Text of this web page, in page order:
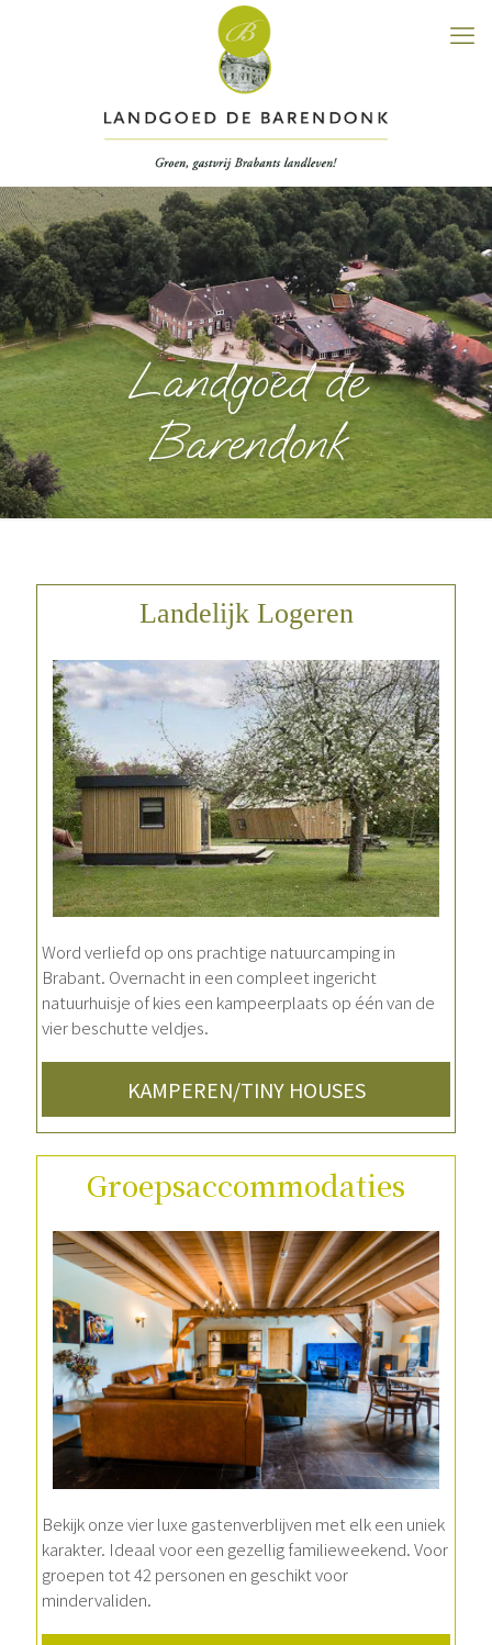
Landgoed de
Barendonk
Landelijk Logeren
Word verliefd op ons prachtige natuurcamping in
Brabant. Overnacht in een compleet ingericht
natuurhuisje of kies een kampeerplaats op één van de
vier beschutte veldjes.
KAMPEREN/TINY HOUSES
Groepsaccommodaties
Bekijk onze vier luxe gastenverblijven met elk een uniek
karakter. Ideaal voor een gezellig familieweekend. Voor
groepen tot 42 personen en geschikt voor
mindervaliden.